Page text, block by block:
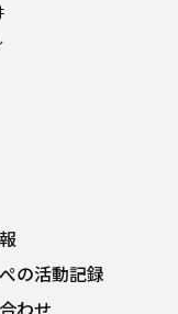
の活動記録
わせ